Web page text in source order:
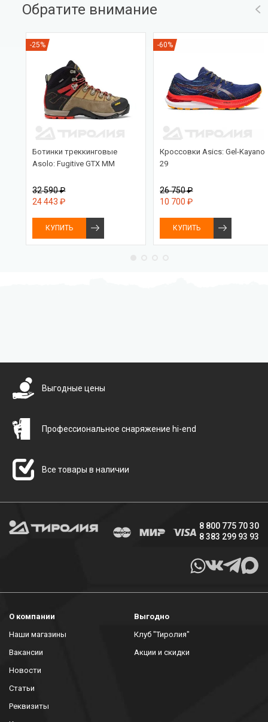
Обратите внимание
-25%
Ботинки треккинговые
Asolo: Fugitive GTX MM
32 590 ₽
24 443 ₽
КУПИТЬ
-60%
Кроссовки Asics: Gel-Kayano
29
26 750 ₽
10 700 ₽
КУПИТЬ
Выгодные цены
Профессиональное снаряжение hi-end
Все товары в наличии
8 800 775 70 30
8 383 299 93 93
О компании
Наши магазины
Вакансии
Новости
Статьи
Реквизиты
Выгодно
Клуб "Тиролия"
Акции и скидки